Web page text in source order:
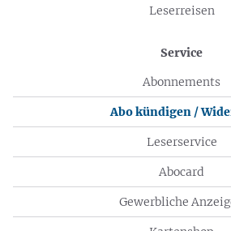
Leserreisen
Service
Abonnements
Abo kündigen /
Leserservice
Abocard
Gewerbliche